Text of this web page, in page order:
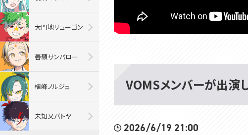
大門地リューゴン
善額サンパロー
植峰ノルジュ
未知又バトヤ
VOMSメンバーが出演
2026/6/19 21:00